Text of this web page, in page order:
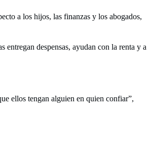
a los hijos, las finanzas y los abogados,
entregan despensas, ayudan con la renta y a
ellos tengan alguien en quien confiar”,